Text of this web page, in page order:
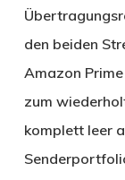
den beiden
Amazon
zum
komplett leer